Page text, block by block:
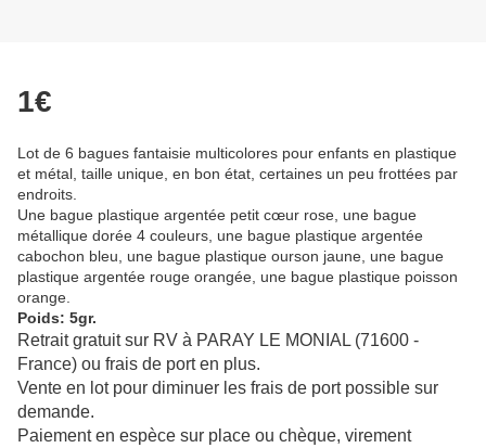
1€
Lot de 6 bagues fantaisie multicolores pour enfants en plastique
et métal, taille unique, en bon état, certaines un peu frottées par
endroits.
Une bague plastique argentée petit cœur rose, une bague
métallique dorée 4 couleurs, une bague plastique argentée
cabochon bleu, une bague plastique ourson jaune, une bague
plastique argentée rouge orangée, une bague plastique poisson
orange.
Poids: 5gr.
Retrait gratuit sur RV à PARAY LE MONIAL (71600 -
France) ou frais de port en plus.
Vente en lot pour diminuer les frais de port possible sur
demande.
Paiement en espèce sur place ou chèque, virement